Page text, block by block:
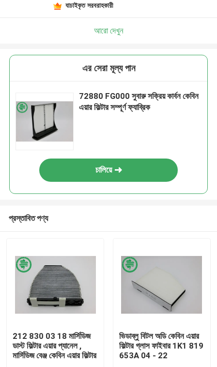
যাচাইকৃত সরবরাহকারী
আরো দেখুন
এর সেরা মূল্য পান
72880 FG000 সুবারু সক্রিয় কার্বন কেবিন
এয়ার ফিল্টার সম্পূর্ণ ফ্যাব্রিক
চালিয়ে
প্রস্তাবিত পণ্য
212 830 03 18 মার্সিডিজ
ডাস্ট ফিল্টার এয়ার প্যানেল ,
মার্সিডিজ বেঞ্জ কেবিন এয়ার ফিল্টার
ভিডাব্লু বিটল অডি কেবিন এয়ার
ফিল্টার গ্লাস ফাইবার 1K1 819
653A 04 - 22